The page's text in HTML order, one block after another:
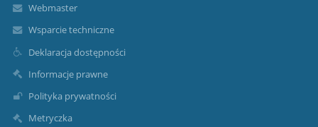
Webmaster
Wsparcie techniczne
Deklaracja dostępności
Informacje prawne
Polityka prywatności
Metryczka